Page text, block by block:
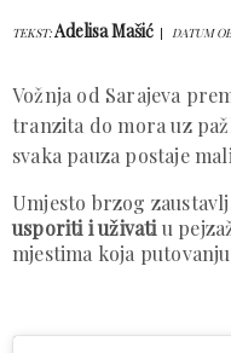
TEKST:Adelisa Mašić DATUM
Vožnja od Sarajeva
tranzita do mora uz
svaka pauza postaje
Umjesto brzog
usporiti i uživati u
mjestima koja